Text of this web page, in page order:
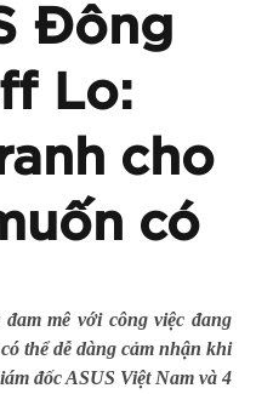
Đông
Lo:
cho
có
mê với công việc đang
thể dễ dàng cảm nhận khi
đốc ASUS Việt Nam và 4